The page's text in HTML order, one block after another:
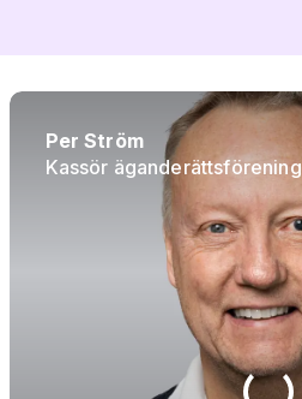
Per Ström
Kassör äganderättsförening